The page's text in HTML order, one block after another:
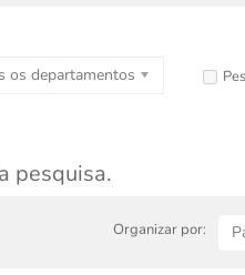
os departamentos
pesquisa.
Organizar por: